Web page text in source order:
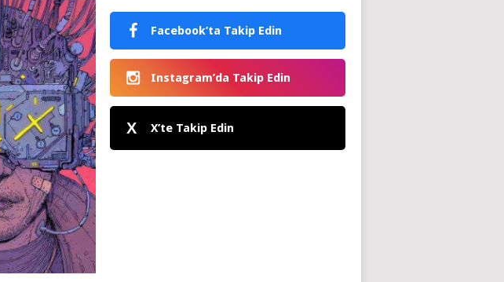
Facebook’ta Takip Edin
Instagram’da Takip Edin
X X’te Takip Edin